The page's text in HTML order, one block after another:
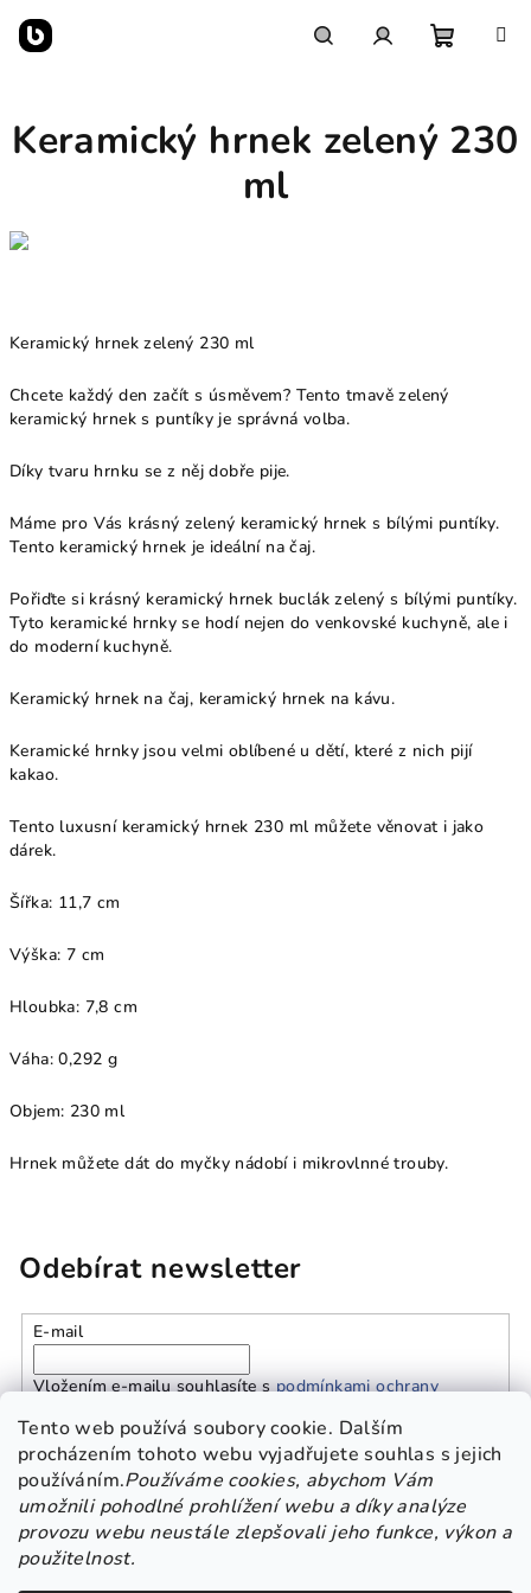
Tento web používá soubory cookie. Dalším
procházením tohoto webu vyjadřujete souhlas s jejich
používáním.Používáme cookies, abychom Vám
umožnili pohodlné prohlížení webu a díky analýze
provozu webu neustále zlepšovali jeho funkce, výkon a
použitelnost.
obsah
košík
Keramický hrnek zelený 230
ml
Keramický hrnek zelený 230 ml
Chcete každý den začít s úsměvem? Tento tmavě zelený
keramický hrnek s puntíky je správná volba.
Díky tvaru hrnku se z něj dobře pije.
Máme pro Vás krásný zelený keramický hrnek s bílými puntíky.
Tento keramický hrnek je ideální na čaj.
Pořiďte si krásný keramický hrnek buclák zelený s bílými puntíky.
Tyto keramické hrnky se hodí nejen do venkovské kuchyně, ale i
do moderní kuchyně.
Keramický hrnek na čaj, keramický hrnek na kávu.
Keramické hrnky jsou velmi oblíbené u dětí, které z nich pijí
kakao.
Tento luxusní keramický hrnek 230 ml můžete věnovat i jako
dárek.
Šířka: 11,7 cm
Výška: 7 cm
Hloubka: 7,8 cm
Váha: 0,292 g
Objem: 230 ml
Hrnek můžete dát do myčky nádobí i mikrovlnné trouby.
Odebírat newsletter
E-mail
Vložením e-mailu souhlasíte spodmínkami ochrany
Přihlásit se
Platba a doprava
GDPR